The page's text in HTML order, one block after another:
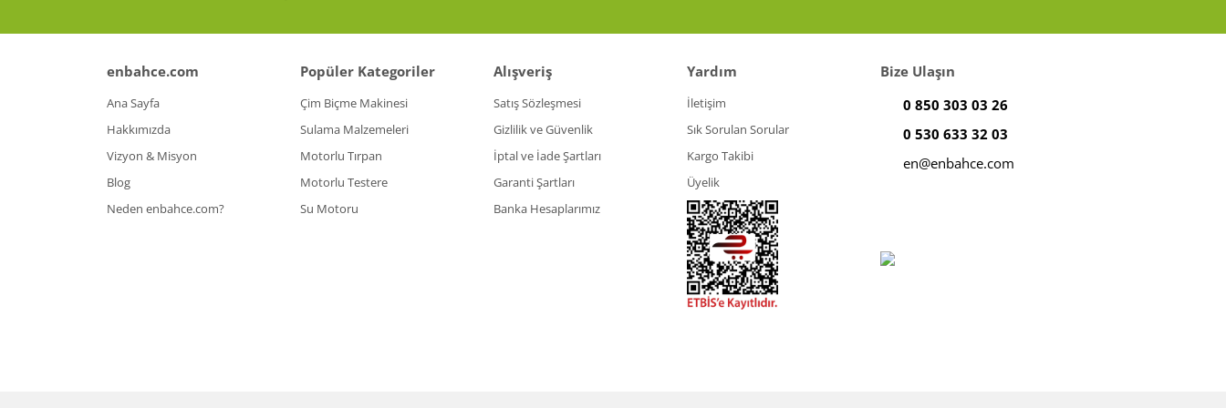
enbahce.com
Ana Sayfa
Hakkımızda
Vizyon & Misyon
Blog
Neden enbahce.com?
Popüler Kategoriler
Çim Biçme Makinesi
Sulama Malzemeleri
Motorlu Tırpan
Motorlu Testere
Su Motoru
Alışveriş
Satış Sözleşmesi
Gizlilik ve Güvenlik
İptal ve İade Şartları
Garanti Şartları
Banka Hesaplarımız
Yardım
İletişim
Sık Sorulan Sorular
Kargo Takibi
Üyelik
Bize Ulaşın
0 850 303 03 26
0 530 633 32 03
en@enbahce.com